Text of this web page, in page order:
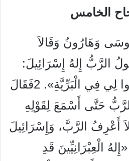
الخامس
وَهَارُونُ وَقَالاَ
الرَّبُّ إِلهُ إِسْرَائِيلَ:
أَطْلِقْ شَعْبِي لِيُعَيِّدُوا لِي فِي الْبَرِّيَّةِ». 2فَقَالَ
حَتَّى أَسْمَعَ لِقَوْلِهِ
أَعْرِفُ الرَّبَّ، وَإِسْرَائِيلَ
3فَقَالاَ: «إِلهُ الْعِبْرَانِيِّينَ قَدِ